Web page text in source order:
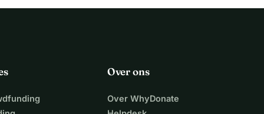
Over ons
Over WhyDonate